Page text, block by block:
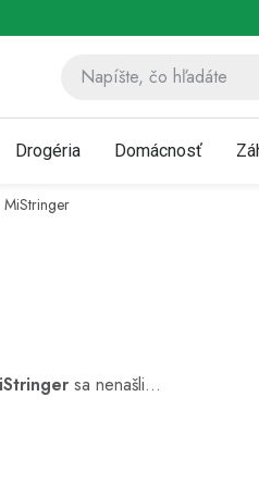
Drogéria Domácnosť
MiStringer
sa nenašli...